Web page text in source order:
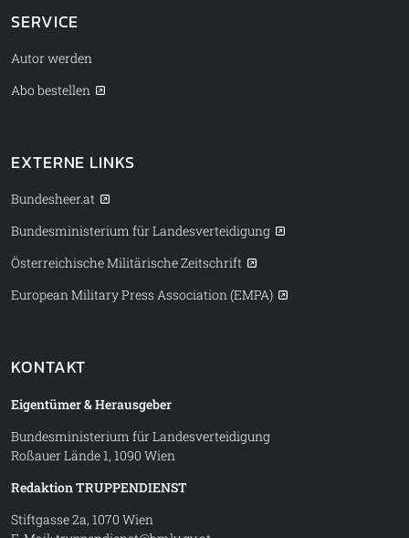
SERVICE
Autor werden
Abo bestellen
EXTERNE LINKS
Bundesheer.at
Bundesministerium für Landesverteidigung
Österreichische Militärische Zeitschrift
European Military Press Association (EMPA)
KONTAKT
Eigentümer & Herausgeber
Bundesministerium für Landesverteidigung
Roßauer Lände 1, 1090 Wien
Redaktion TRUPPENDIENST
Stiftgasse 2a, 1070 Wien